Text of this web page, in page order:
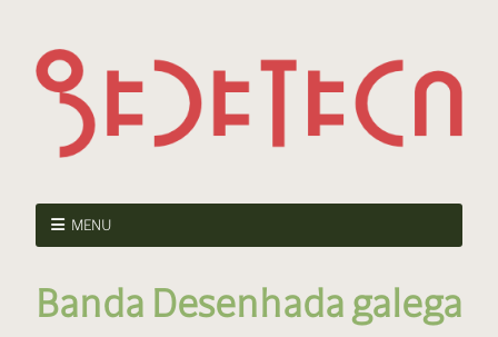
MENU
Banda Desenhada galega